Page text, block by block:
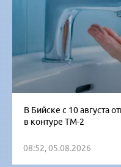
В Бийске с 10 августа
в контуре ТМ-2
08:52, 05.08.2026